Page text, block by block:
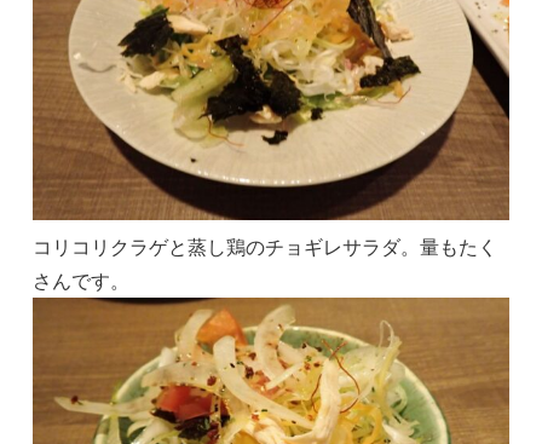
コリコリクラゲと蒸し鶏のチョギレサラダ。量もたく
さんです。